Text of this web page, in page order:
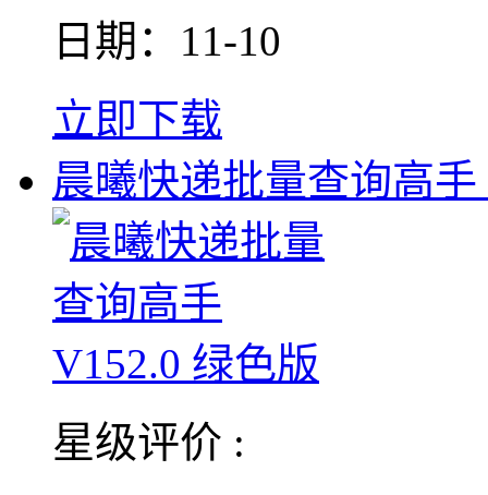
日期：11-10
立即下载
晨曦快递批量查询高手
星级评价 :